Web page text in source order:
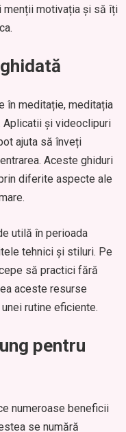
menții motivația și să îți
în meditație, meditația
Aplicatii și videoclipuri
ajuta să înveți
Aceste ghiduri
diferite aspecte ale
utilă în perioada
tehnici și stiluri. Pe
să practici fără
aceste resurse
rutine eficiente.
pentru
numeroase beneficii
se numără